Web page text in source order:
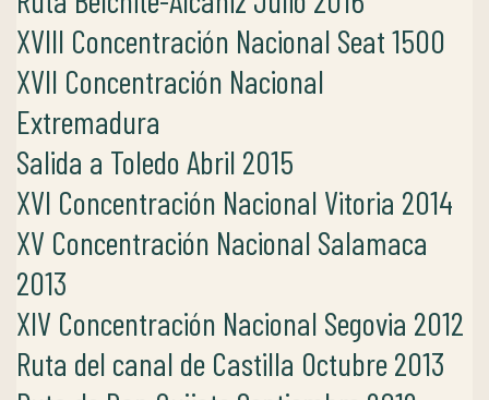
XVIII Concentración Nacional Seat 1500
XVII Concentración Nacional
Extremadura
Salida a Toledo Abril 2015
XVI Concentración Nacional Vitoria 2014
XV Concentración Nacional Salamaca
2013
XIV Concentración Nacional Segovia 2012
Ruta del canal de Castilla Octubre 2013